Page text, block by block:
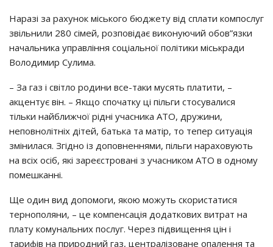
Наразі за рахунок міського бюджету від сплати компослуг
звільнили 280 сімей, розповідає виконуючий обов”язки
начальника управління соціальної політики міськради
Володимир Сулима.
– За газ і світло родини все-таки мусять платити, –
акцентує він. – Якщо спочатку ці пільги стосувалися
тільки найближчої рідні учасника АТО, дружини,
неповнолітніх дітей, батька та матір, то тепер ситуація
змінилася. Згідно із доповненнями, пільги нараховують
на всіх осіб, які зареєстровані з учасником АТО в одному
помешканні.
Ще один вид допомоги, якою можуть скористатися
тернополяни, – це компенсація додаткових витрат на
плату комунальних послуг. Через підвищення цін і
тарифів на природний газ, централізоване опалення та